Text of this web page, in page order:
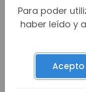
Para poder
haber leído y
Acepto